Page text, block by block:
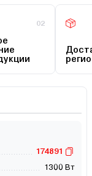
02
174891
1300 Вт